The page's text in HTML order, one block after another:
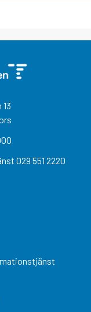
13
029 551 2220